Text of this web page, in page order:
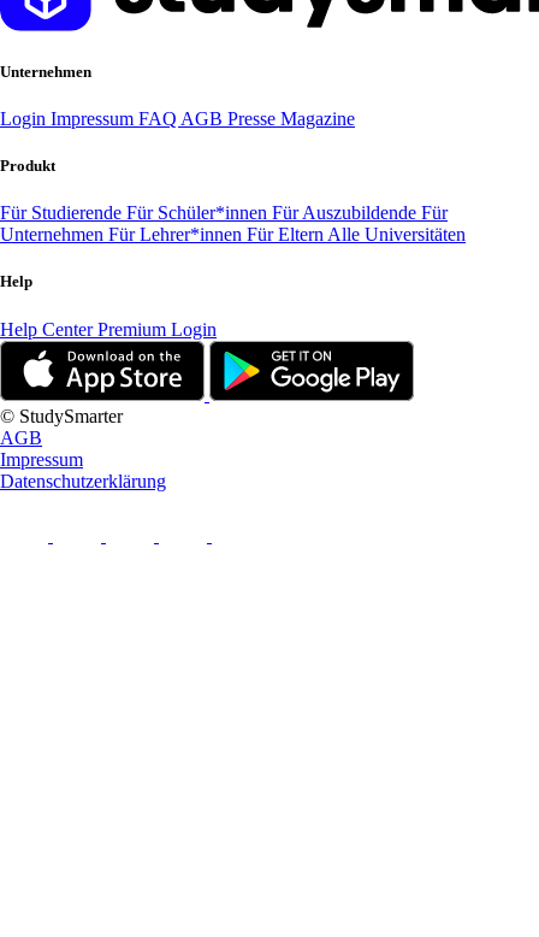
Unternehmen
Login Impressum FAQ AGB Presse Magazine
Produkt
Für Studierende Für Schüler*innen Für Auszubildende Für
Unternehmen Für Lehrer*innen Für Eltern Alle Universitäten
Help
Help CenterPremium Login
© StudySmarter
AGB
Impressum
Datenschutzerklärung